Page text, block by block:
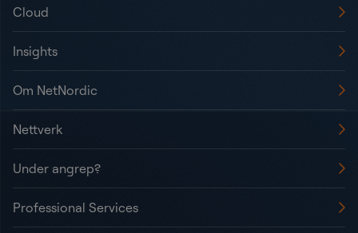
Cloud
Insights
Om NetNordic
Nettverk
Under angrep?
Professional Services